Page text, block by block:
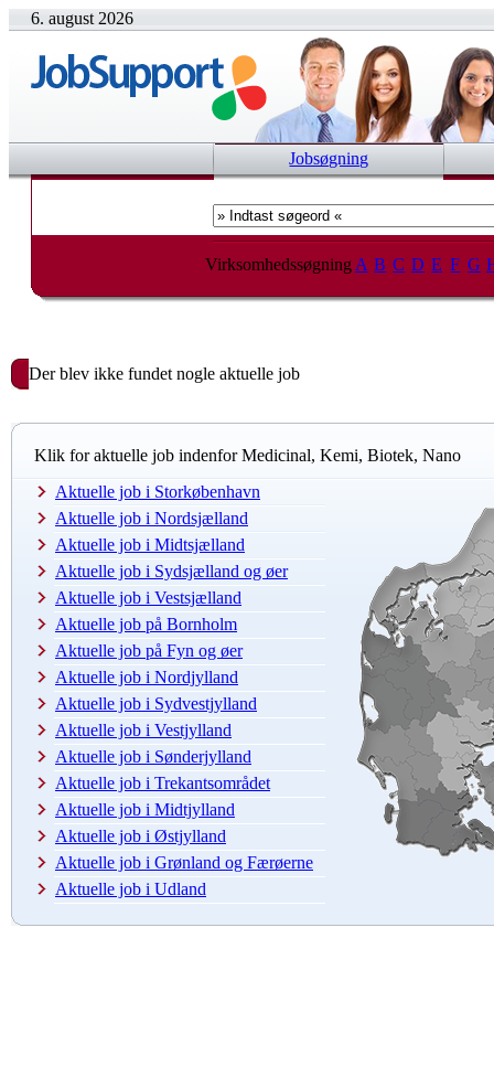
6. august 2026
Jobsøgning
Virksomhedssøgning A B C D E F G
Der blev ikke fundet nogle aktuelle job
Klik for aktuelle job indenfor Medicinal, Kemi, Biotek, Nano
Aktuelle job i Storkøbenhavn
Aktuelle job i Nordsjælland
Aktuelle job i Midtsjælland
Aktuelle job i Sydsjælland og øer
Aktuelle job i Vestsjælland
Aktuelle job på Bornholm
Aktuelle job på Fyn og øer
Aktuelle job i Nordjylland
Aktuelle job i Sydvestjylland
Aktuelle job i Vestjylland
Aktuelle job i Sønderjylland
Aktuelle job i Trekantsområdet
Aktuelle job i Midtjylland
Aktuelle job i Østjylland
Aktuelle job i Grønland og Færøerne
Aktuelle job i Udland